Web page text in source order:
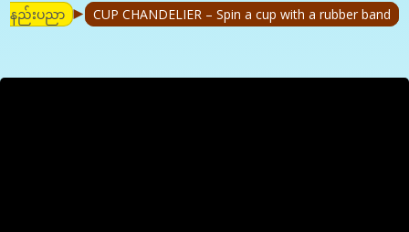
နည်းပညာ ► CUP CHANDELIER – Spin a cup with a rubber band